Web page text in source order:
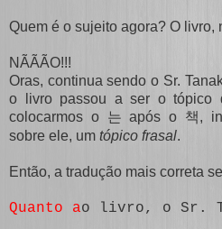
Quem é o sujeito agora? O livro,
NÃÃÃO!!!
Oras, continua sendo o Sr.
o livro passou a ser o tópico
colocarmos o 는 após o 책,
sobre ele, um tópico frasal.
Então, a tradução mais correta
Quanto ao livro, o Sr.